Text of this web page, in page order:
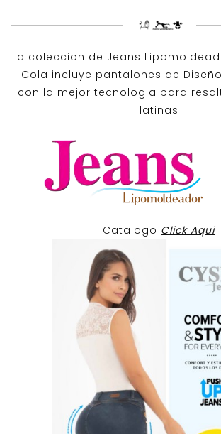
La coleccion de Jeans
Cola incluye pantalones de
con la mejor tecnologia para
latinas
Catalogo Click Aqui